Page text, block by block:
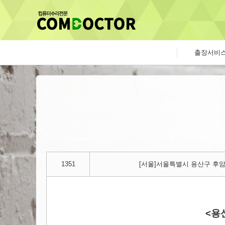
출장서비
1351 [서울]서울특별시 용산구 후
<용